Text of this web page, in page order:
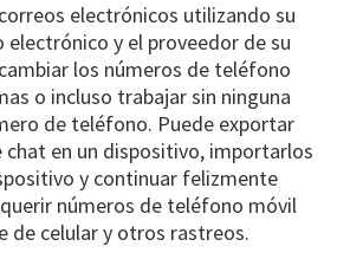
electrónicos utilizando su
electrónico y el proveedor de su
los números de teléfono
o incluso trabajar sin ninguna
de teléfono. Puede exportar
en un dispositivo, importarlos
y continuar felizmente
números de teléfono móvil
de celular y otros rastreos.